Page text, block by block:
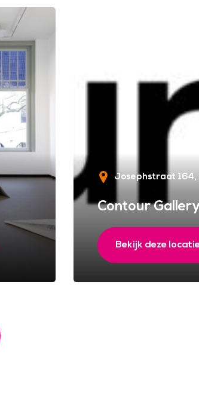
Josephstraat 164
Contour
Bekijk deze